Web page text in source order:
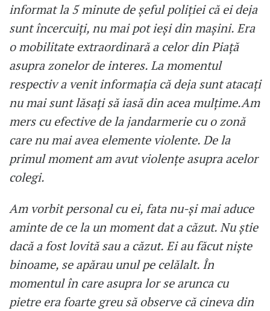
informat la 5 minute de șeful poliției că ei deja
sunt încercuiți, nu mai pot ieși din mașini. Era
o mobilitate extraordinară a celor din Piață
asupra zonelor de interes. La momentul
respectiv a venit informația că deja sunt atacați
nu mai sunt lăsați să iasă din acea mulțime.Am
mers cu efective de la jandarmerie cu o zonă
care nu mai avea elemente violente. De la
primul moment am avut violențe asupra acelor
colegi.
Am vorbit personal cu ei, fata nu-și mai aduce
aminte de ce la un moment dat a căzut. Nu știe
dacă a fost lovită sau a căzut. Ei au făcut niște
binoame, se apărau unul pe celălalt. În
momentul în care asupra lor se arunca cu
pietre era foarte greu să observe că cineva din